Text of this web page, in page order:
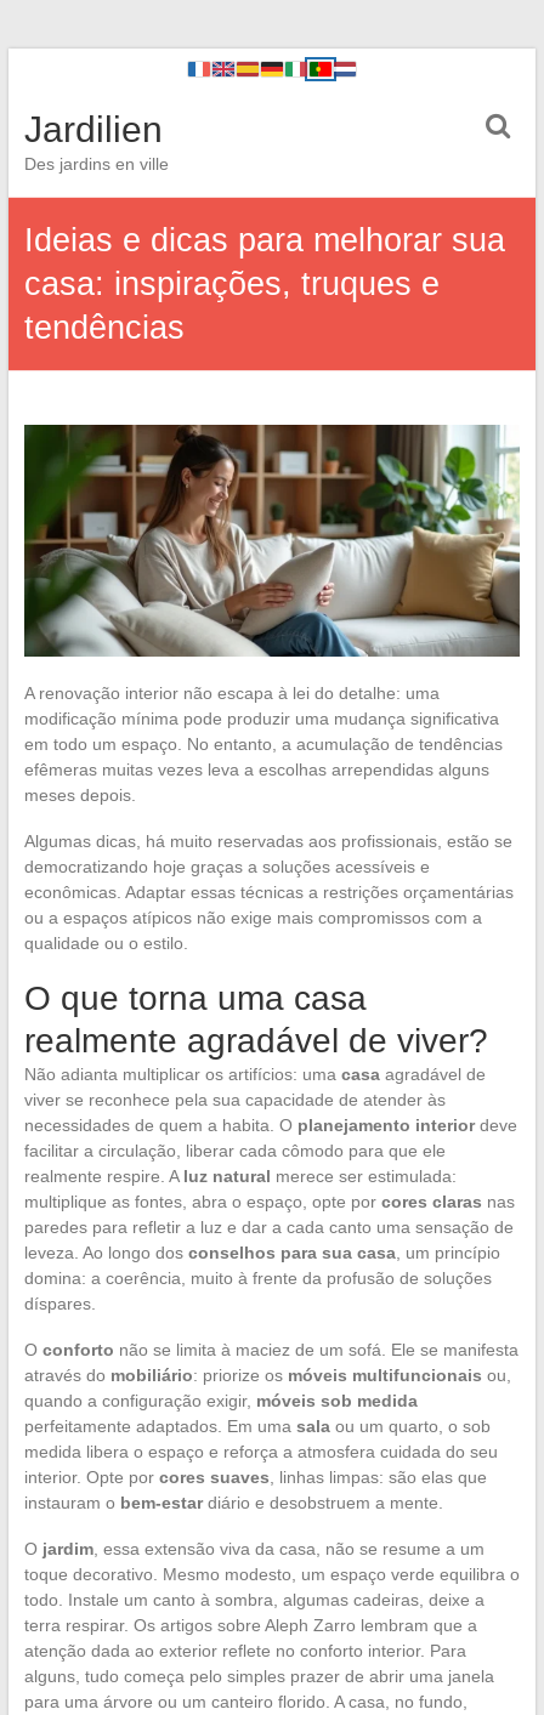
Jardilien
Des jardins en ville
Ideias e dicas para melhorar sua
casa: inspirações, truques e
tendências
A renovação interior não escapa à lei do detalhe: uma
modificação mínima pode produzir uma mudança significativa
em todo um espaço. No entanto, a acumulação de tendências
efêmeras muitas vezes leva a escolhas arrependidas alguns
meses depois.
Algumas dicas, há muito reservadas aos profissionais, estão se
democratizando hoje graças a soluções acessíveis e
econômicas. Adaptar essas técnicas a restrições orçamentárias
ou a espaços atípicos não exige mais compromissos com a
qualidade ou o estilo.
O que torna uma casa
realmente agradável de viver?
Não adianta multiplicar os artifícios: uma casaagradável de
viver se reconhece pela sua capacidade de atender às
necessidades de quem a habita. O planejamento interiordeve
facilitar a circulação, liberar cada cômodo para que ele
realmente respire. A luz natural merece ser estimulada:
multiplique as fontes, abra o espaço, opte por cores claras nas
paredes para refletir a luz e dar a cada canto uma sensação de
leveza. Ao longo dos conselhos para sua casa, um princípio
domina: a coerência, muito à frente da profusão de soluções
díspares.
O conforto não se limita à maciez de um sofá. Ele se manifesta
através do mobiliário: priorize os móveis multifuncionais ou,
quando a configuração exigir, móveis sob medida
perfeitamente adaptados. Em uma salaou um quarto, o sob
medida libera o espaço e reforça a atmosfera cuidada do seu
interior. Opte por cores suaves , linhas limpas: são elas que
instauram o bem-estardiário e desobstruem a mente.
O jardim, essa extensão viva da casa, não se resume a um
toque decorativo. Mesmo modesto, um espaço verde equilibra o
todo. Instale um canto à sombra, algumas cadeiras, deixe a
terra respirar. Os artigos sobre Aleph Zarro lembram que a
atenção dada ao exterior reflete no conforto interior. Para
alguns, tudo começa pelo simples prazer de abrir uma janela
para uma árvore ou um canteiro florido. A casa, no fundo,